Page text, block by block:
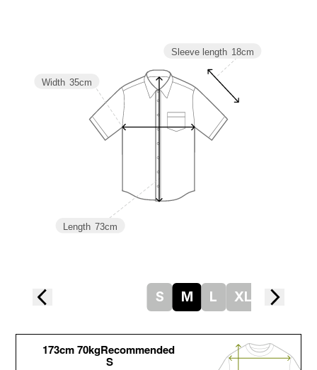
Sleeve length 18cm
Length 73cm
Width 35cm
S M L XL
173cm 70kgRecommended
S